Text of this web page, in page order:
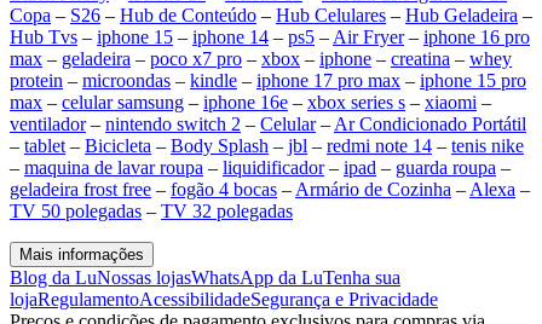
Copa – S26 – Hub de Conteúdo – Hub Celulares – Hub Geladeira –
Hub Tvs – iphone 15 – iphone 14 – ps5 – Air Fryer– iphone 16 pro
max – geladeira – poco x7 pro – xbox – iphone – creatina – whey
protein – microondas – kindle – iphone 17 pro max – iphone 15 pro
max – celular samsung – iphone 16e – xbox series s – xiaomi –
ventilador– nintendo switch 2 – Celular– Ar Condicionado Portátil
– tablet – Bicicleta – Body Splash – jbl – redmi note 14 – tenis nike
– maquina de lavar roupa – liquidificador– ipad – guarda roupa –
geladeira frost free – fogão 4 bocas – Armário de Cozinha – Alexa –
TV 50 polegadas – TV 32 polegadas
Mais informações
Blog da LuNossas lojasWhatsApp da LuTenha sua
lojaRegulamentoAcessibilidadeSegurança e Privacidade